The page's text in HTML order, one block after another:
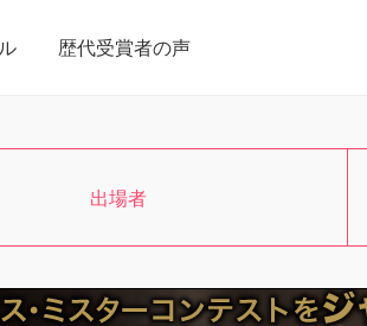
歴代受賞者の声
出場者